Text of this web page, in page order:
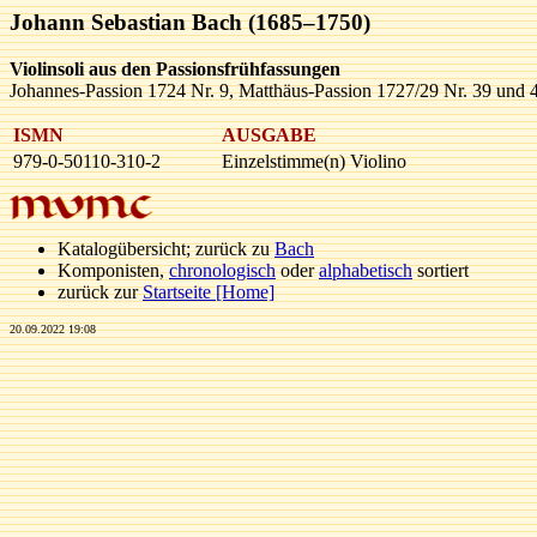
Johann Sebastian Bach (1685–1750)
Violinsoli aus den Passionsfrühfassungen
Johannes-Passion 1724 Nr. 9, Matthäus-Passion 1727/29 Nr. 39 und
ISMN AUSGABE
979-0-50110-310-2
Einzelstimme(n) Violino
Katalogübersicht; zurück zuBach
Komponisten,chronologischoderalphabetischsortiert
zurück zurStartseite [Home]
20.09.2022 19:08